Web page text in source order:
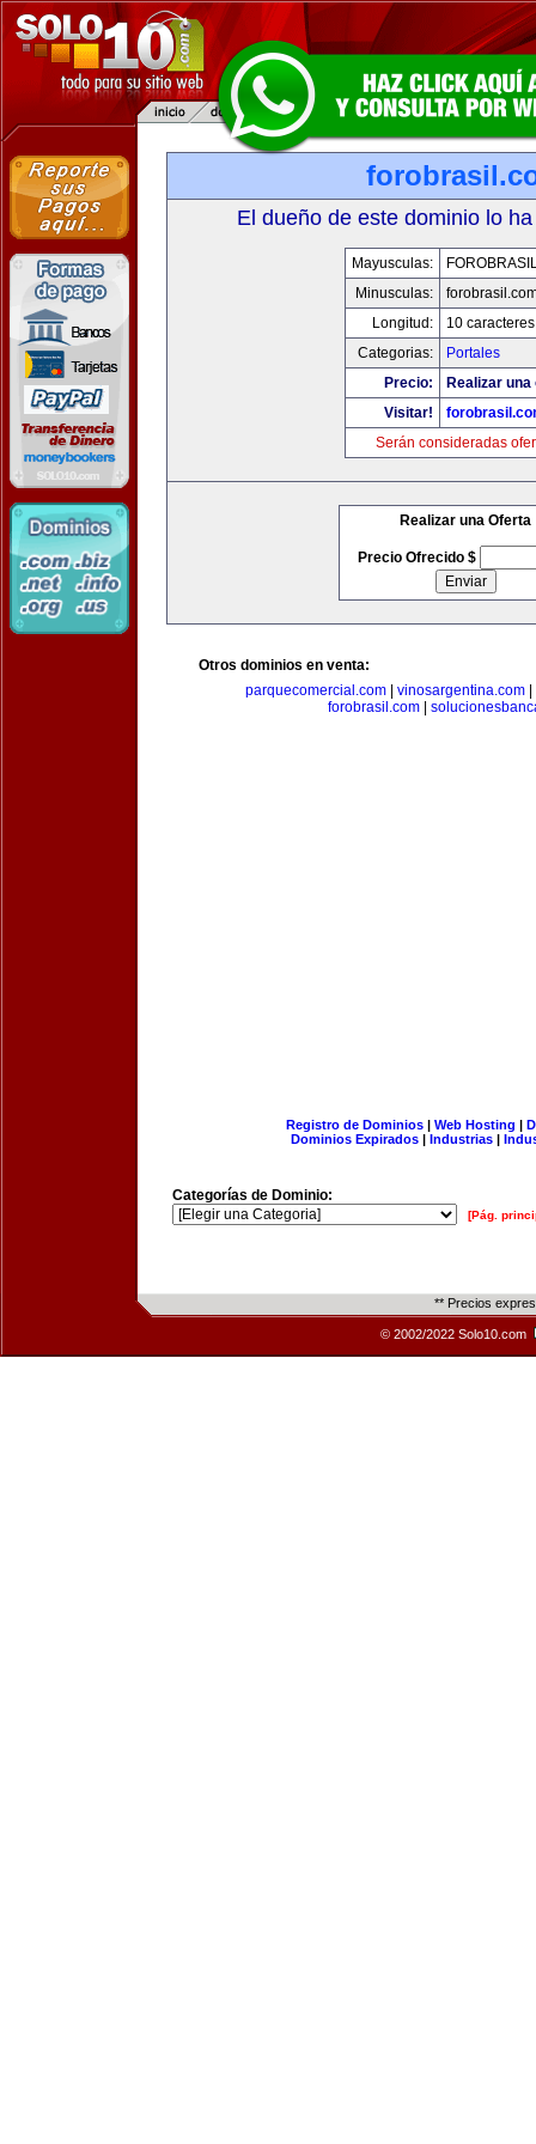
El dueño de este dominio lo
Mayusculas:
Minusculas:
Longitud:
10 caracteres
Categorias:
Portales
Precio:
Realizar
Visitar!
Serán consideradas
Realizar una Oferta
Precio Ofrecido $
Otros dominios en venta:
parquecomercial.com
vinosargentina.com
forobrasil.com|
Registro de Dominios| Web Hosting |
Dominios Expirados | Industrias |
Categorías de Dominio:
[Pág.
** Precios
© 2002/2022 Solo10.com